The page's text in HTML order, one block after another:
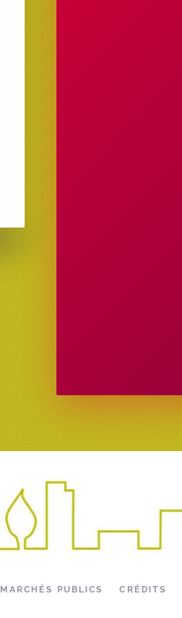
MARCHÉS PUBLICS CRÉDITS